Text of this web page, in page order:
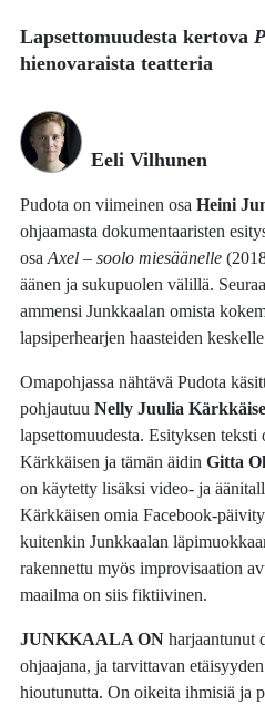
Lapsettomuudesta kertova
hienovaraista teatteria
Eeli Vilhunen
Pudota on viimeinen osaHeini
ohjaamasta dokumentaaristen
osaAxel – soolo miesäänelle
äänen ja sukupuolen välillä.
ammensi Junkkaalan omista
lapsiperhearjen haasteiden
Omapohjassa nähtävä Pudota
pohjautuuNelly Juulia
lapsettomuudesta. Esityksen
Kärkkäisen ja tämän äidinGitta
on käytetty lisäksi video- ja
Kärkkäisen omia Facebook-
kuitenkin Junkkaalan
rakennettu myös improvisaation
maailma on siis fiktiivinen.
JUNKKAALA ON harjaantunut
ohjaajana, ja tarvittavan
hioutunutta. On oikeita ihmisiä ja